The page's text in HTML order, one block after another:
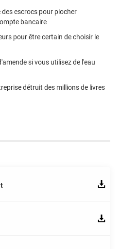
escrocs pour piocher
bancaire
pour être certain de choisir le
si vous utilisez de l'eau
détruit des millions de livres